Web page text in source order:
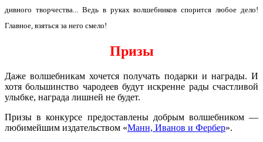
дивного творчества... Ведь в руках волшебников спорится любое дело!
Главное, взяться за него смело!
Призы
Даже волшебникам хочется получать подарки и награды. И
хотя большинство чародеев будут искренне рады счастливой
улыбке, награда лишней не будет.
Призы в конкурсе предоставлены добрым волшебником —
любимейшим издательством «Манн, Иванов и Фербер».